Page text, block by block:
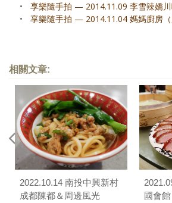
•
享樂隨手拍 — 2014.11.09 李雪辣嬌
•
享樂隨手拍 — 2014.11.04 媽媽廚房（
相關文章:
2022.10.14 南投中興新村
成都陳都＆周邊風光
國會館